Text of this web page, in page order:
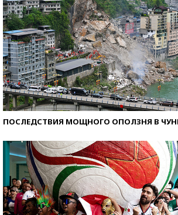
ПОСЛЕДСТВИЯ МОЩНОГО ОПОЛЗНЯ В